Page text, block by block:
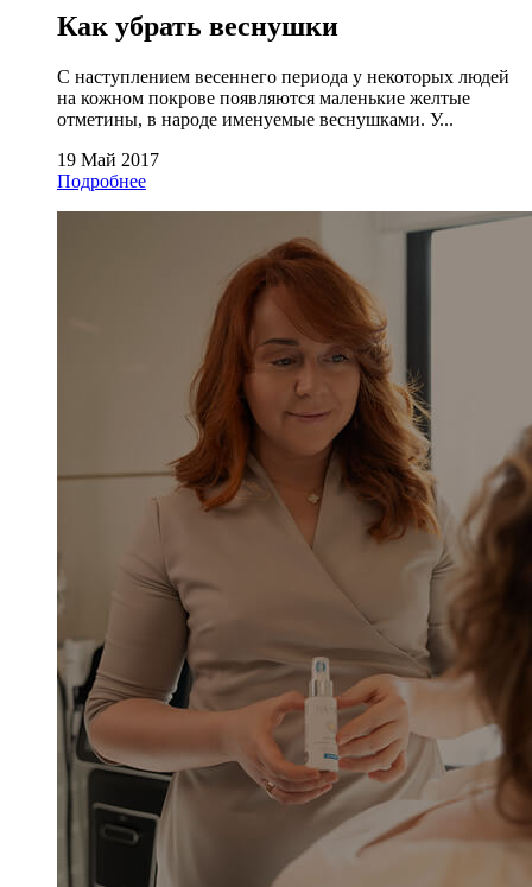
Как убрать веснушки
С наступлением весеннего периода у некоторых людей
на кожном покрове появляются маленькие желтые
отметины, в народе именуемые веснушками. У...
19 Май 2017
Подробнее